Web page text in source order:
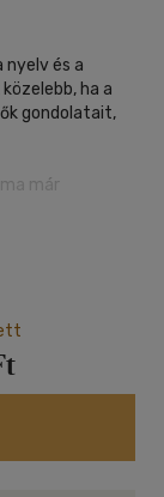
nyelv és a
ha a
gondolatait,
már
próza-
legnagyobb
sorrendjében
korstílusok,
zepéig
fél évezred